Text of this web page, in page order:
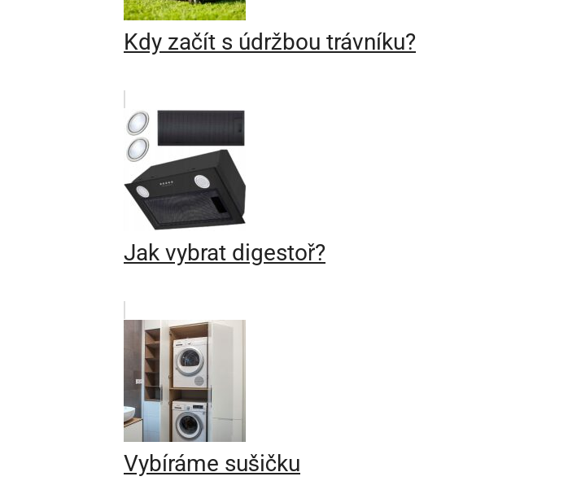
Kdy začít s údržbou trávníku?
Jak vybrat digestoř?
Vybíráme sušičku